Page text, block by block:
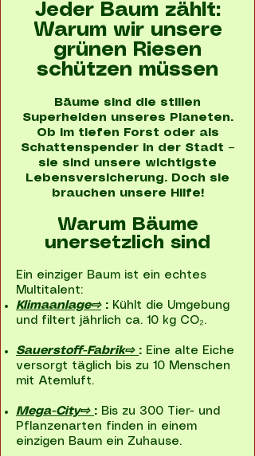
Jeder Baum zählt:
Warum wir unsere
grünen Riesen
schützen müssen
Bäume sind die stillen
Superhelden unseres Planeten.
Ob im tiefen Forst oder als
Schattenspender in der Stadt –
sie sind unsere wichtigste
Lebensversicherung. Doch sie
brauchen unsere Hilfe!
Warum Bäume
unersetzlich sind
Ein einziger Baum ist ein echtes
Multitalent:
Klimaanlage⇨ : Kühlt die Umgebung
und filtert jährlich ca. 10 kg CO₂.
Sauerstoff-Fabrik⇨ : Eine alte Eiche
versorgt täglich bis zu 10 Menschen
mit Atemluft.
Mega-City⇨ : Bis zu 300 Tier- und
Pflanzenarten finden in einem
einzigen Baum ein Zuhause.